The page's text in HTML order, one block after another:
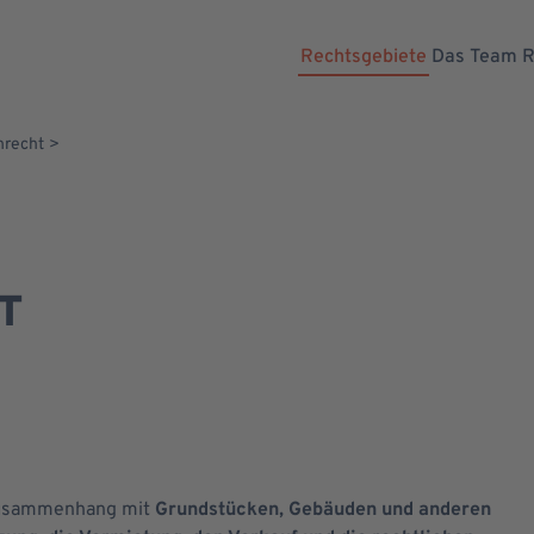
Rechtsgebiete Das Team
Strafverteidigung für Polizeibeamte
mit Grundstücken, Gebäuden und anderen